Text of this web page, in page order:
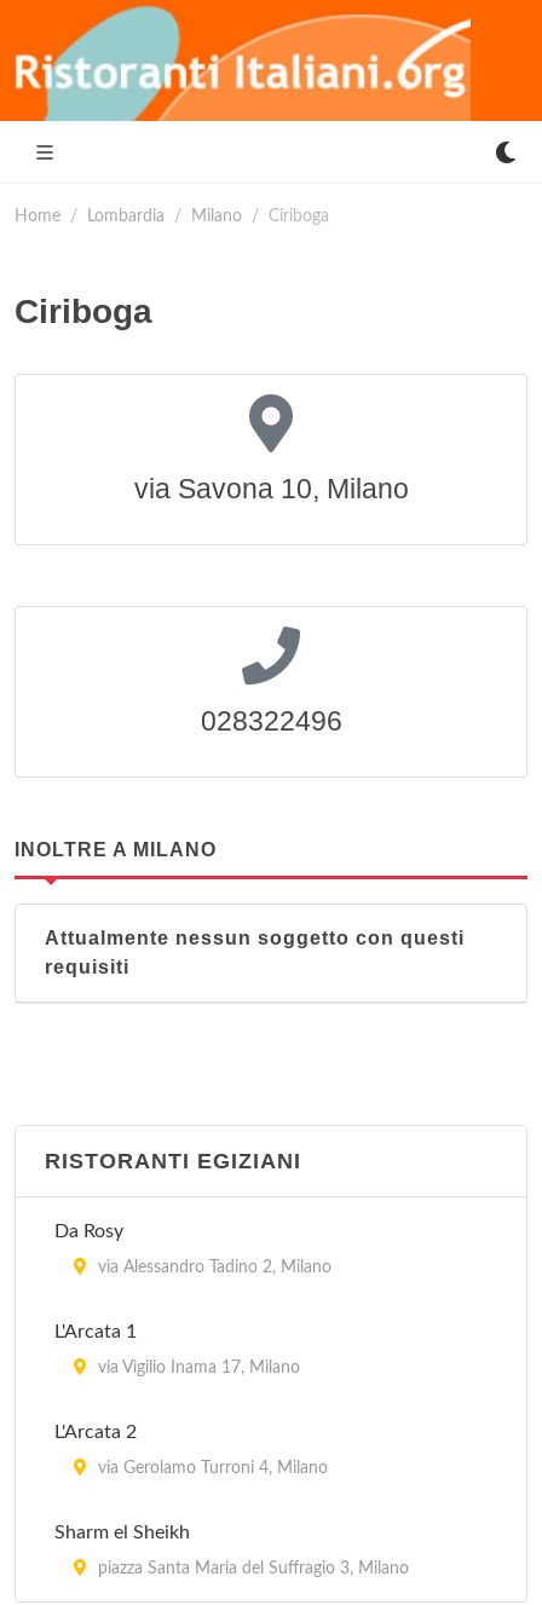
Home Lombardia Milano Ciriboga
Ciriboga
via Savona 10, Milano
028322496
INOLTRE A MILANO
Attualmente nessun soggetto con questi
requisiti
RISTORANTI EGIZIANI
Da Rosy
via Alessandro Tadino 2, Milano
L'Arcata 1
via Vigilio Inama 17, Milano
L'Arcata 2
via Gerolamo Turroni 4, Milano
Sharm el Sheikh
piazza Santa Maria del Suffragio 3, Milano